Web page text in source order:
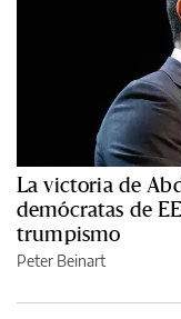
La victoria de
demócratas de
trumpismo
Peter Beinart